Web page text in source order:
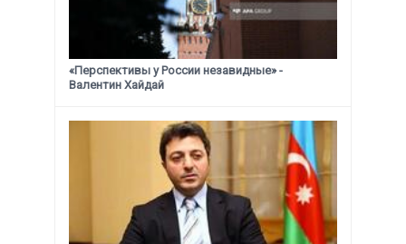
«Перспективы у России незавидные» -
Валентин Хайдай